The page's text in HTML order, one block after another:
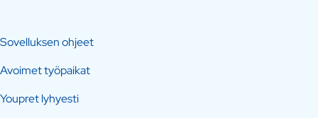
Sovelluksen ohjeet
Avoimet työpaikat
Youpret lyhyesti